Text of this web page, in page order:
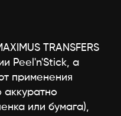
TRANSFERS
Peel'n'Stick, а
применения
аккуратно
или бумага),